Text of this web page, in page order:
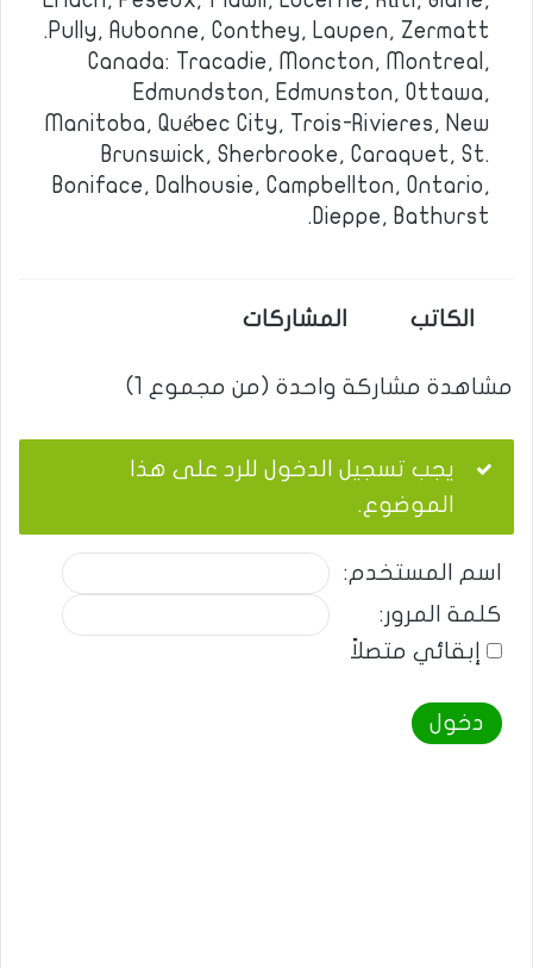
Pully, Aubonne, Conthey, Laupen, Zermatt.
Canada: Tracadie, Moncton, Montreal,
Edmundston, Edmunston, Ottawa,
Manitoba, Québec City, Trois-Rivieres, New
Brunswick, Sherbrooke, Caraquet, St.
Boniface, Dalhousie, Campbellton, Ontario,
Dieppe, Bathurst.
الكاتب المشاركات
مشاهدة مشاركة واحدة (من مجموع 1)
يجب تسجيل الدخول للرد على هذا
الموضوع.
اسم المستخدم:
كلمة المرور:
إبقائي متصلاً
دخول